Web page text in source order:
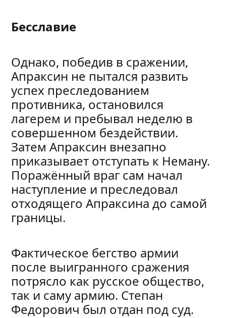
Бесславие
Однако, победив в сражении,
Апраксин не пытался развить
успех преследованием
противника, остановился
лагерем и пребывал неделю в
совершенном бездействии.
Затем Апраксин внезапно
приказывает отступать к Неману.
Поражённый враг сам начал
наступление и преследовал
отходящего Апраксина до самой
границы.
Фактическое бегство армии
после выигранного сражения
потрясло как русское общество,
так и саму армию. Степан
Федорович был отдан под суд.